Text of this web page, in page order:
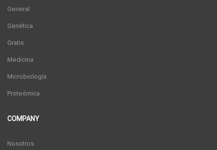
General
Genética
Gratis
Medicina
Microbiología
Proteómica
COMPANY
Nosotros